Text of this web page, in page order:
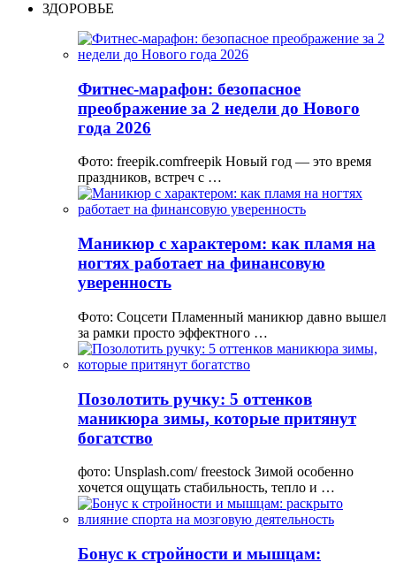
ЗДОРОВЬЕ
Фитнес-марафон: безопасное
преображение за 2 недели до Нового
года 2026
Фото: freepik.comfreepik Новый год — это время
праздников, встреч с …
Маникюр с характером: как пламя на
ногтях работает на финансовую
уверенность
Фото: Соцсети Пламенный маникюр давно вышел
за рамки просто эффектного …
Позолотить ручку: 5 оттенков
маникюра зимы, которые притянут
богатство
фото: Unsplash.com/ freestock Зимой особенно
хочется ощущать стабильность, тепло и …
Бонус к стройности и мышцам: